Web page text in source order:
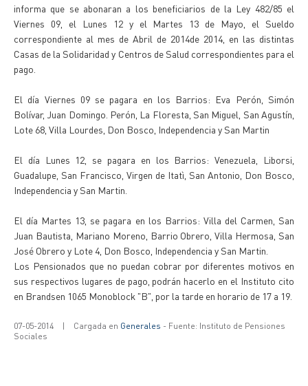
informa que se abonaran a los beneficiarios de la Ley 482/85 el
Viernes 09, el Lunes 12 y el Martes 13 de Mayo, el Sueldo
correspondiente al mes de Abril de 2014de 2014, en las distintas
Casas de la Solidaridad y Centros de Salud correspondientes para el
pago.
El día Viernes 09 se pagara en los Barrios: Eva Perón, Simón
Bolívar, Juan Domingo. Perón, La Floresta, San Miguel, San Agustín,
Lote 68, Villa Lourdes, Don Bosco, Independencia y San Martin
El día Lunes 12, se pagara en los Barrios: Venezuela, Liborsi,
Guadalupe, San Francisco, Virgen de Itatì, San Antonio, Don Bosco,
Independencia y San Martin.
El día Martes 13, se pagara en los Barrios: Villa del Carmen, San
Juan Bautista, Mariano Moreno, Barrio Obrero, Villa Hermosa, San
José Obrero y Lote 4, Don Bosco, Independencia y San Martin.
Los Pensionados que no puedan cobrar por diferentes motivos en
sus respectivos lugares de pago, podrán hacerlo en el Instituto cito
en Brandsen 1065 Monoblock "B", por la tarde en horario de 17 a 19.
07-05-2014 | Cargada en Generales - Fuente: Instituto de Pensiones
Sociales